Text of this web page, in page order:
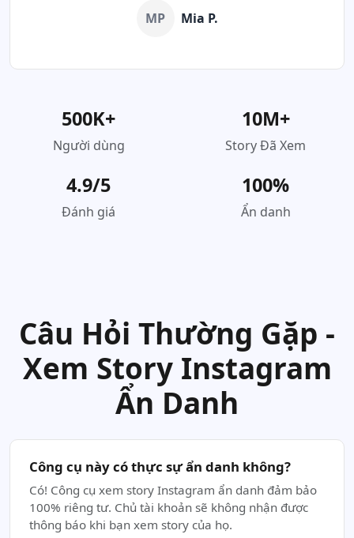
MP Mia P.
500K+
Người dùng
10M+
Story Đã Xem
4.9/5
Đánh giá
100%
Ẩn danh
Câu Hỏi Thường Gặp -
Xem Story Instagram
Ẩn Danh
Công cụ này có thực sự ẩn danh không?
Có! Công cụ xem story Instagram ẩn danh đảm bảo
100% riêng tư. Chủ tài khoản sẽ không nhận được
thông báo khi bạn xem story của họ.